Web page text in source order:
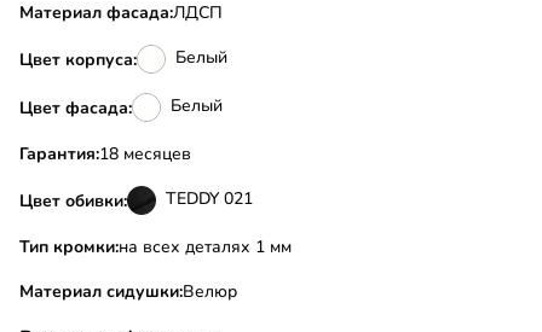
Материал фасада:ЛДСП
Цвет корпуса: Белый
Цвет фасада: Белый
Гарантия:18 месяцев
Цвет обивки: TEDDY 021
Тип кромки:на всех деталях 1 мм
Материал сидушки:Велюр